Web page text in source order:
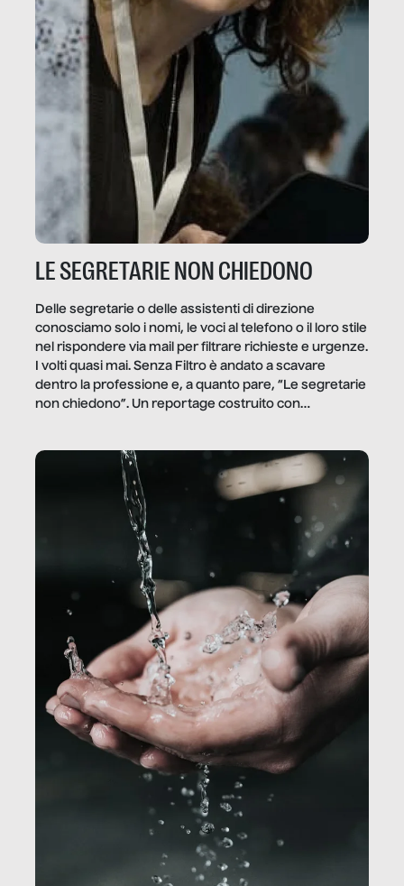
LE SEGRETARIE NON CHIEDONO
Delle segretarie o delle assistenti di direzione
conosciamo solo i nomi, le voci al telefono o il loro stile
nel rispondere via mail per filtrare richieste e urgenze.
I volti quasi mai. Senza Filtro è andato a scavare
dentro la professione e, a quanto pare, “Le segretarie
non chiedono”. Un reportage costruito con